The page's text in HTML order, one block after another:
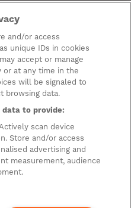
und Fit-Out
and/or access
unique IDs in cookies
accept or manage
or at any time in the
will be signaled to
browsing data.
data to provide:
scan device
Store and/or access
advertising and
measurement, audience